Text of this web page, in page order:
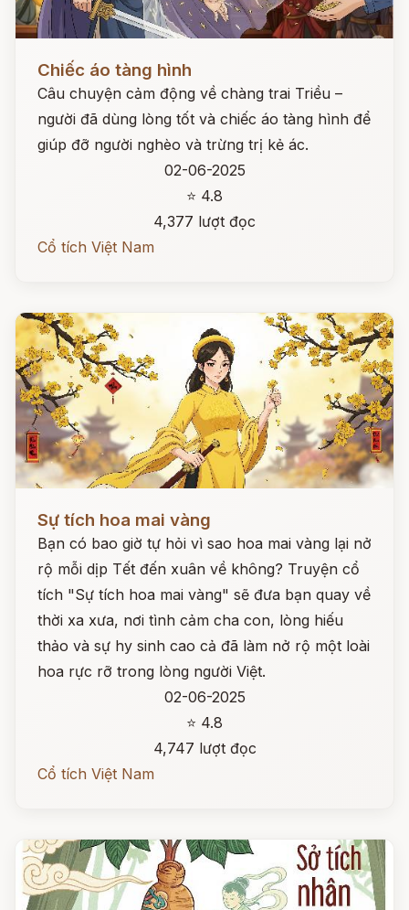
Đọc ngay
Chiếc áo tàng hình
Câu chuyện cảm động về chàng trai Triều –
người đã dùng lòng tốt và chiếc áo tàng hình để
giúp đỡ người nghèo và trừng trị kẻ ác.
02-06-2025
⭐ 4.8
4,377 lượt đọc
Cổ tích Việt Nam
Sự tích hoa mai vàng
Bạn có bao giờ tự hỏi vì sao hoa mai vàng lại nở
rộ mỗi dịp Tết đến xuân về không? Truyện cổ
tích "Sự tích hoa mai vàng" sẽ đưa bạn quay về
thời xa xưa, nơi tình cảm cha con, lòng hiếu
thảo và sự hy sinh cao cả đã làm nở rộ một loài
hoa rực rỡ trong lòng người Việt.
02-06-2025
⭐ 4.8
4,747 lượt đọc
Cổ tích Việt Nam